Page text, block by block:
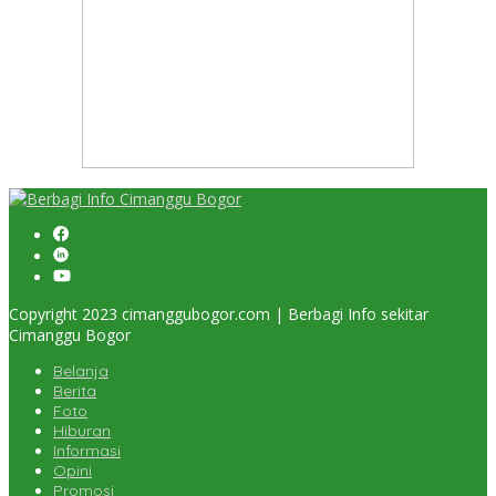
Copyright 2023 cimanggubogor.com | Berbagi Info sekitar
Cimanggu Bogor
Belanja
Berita
Foto
Hiburan
Informasi
Opini
Promosi